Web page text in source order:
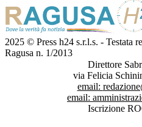
2025 © Press h24 s.r.l.s. - Testata
Ragusa n. 1/2013
Direttore
via Felicia
email:
email:
Iscrizione